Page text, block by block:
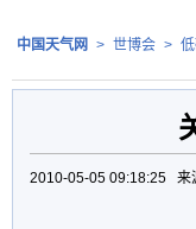
中国天气网 > 世博会 >
2010-05-05 09:18:25 来